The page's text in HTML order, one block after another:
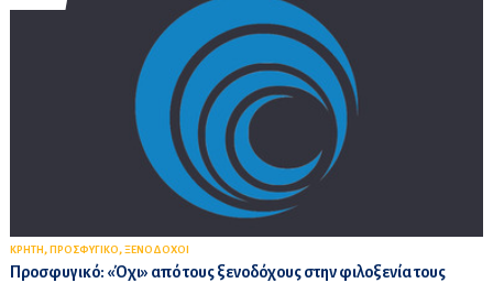
ΚΡΗΤΗ , ΠΡΟΣΦΥΓΙΚΟ, ΞΕΝΟΔΟΧΟΙ
Προσφυγικό: «Όχι» από τους ξενοδόχους στην φιλοξενία τους